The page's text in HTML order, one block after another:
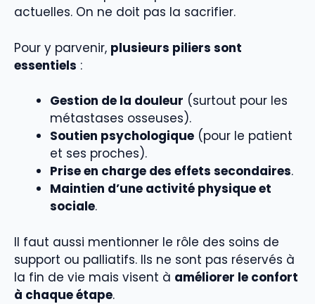
actuelles. On ne doit pas la sacrifier.
Pour y parvenir, plusieurs piliers sont
essentiels :
Gestion de la douleur (surtout pour les
métastases osseuses).
Soutien psychologique (pour le patient
et ses proches).
Prise en charge des effets secondaires.
Maintien d’une activité physique et
sociale.
Il faut aussi mentionner le rôle des soins de
support ou palliatifs. Ils ne sont pas réservés à
la fin de vie mais visent à améliorer le confort
à chaque étape.